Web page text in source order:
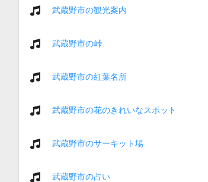
武蔵野市の観光案内
武蔵野市の峠
武蔵野市の紅葉名所
武蔵野市の花のきれいなスポット
武蔵野市のサーキット場
武蔵野市の占い